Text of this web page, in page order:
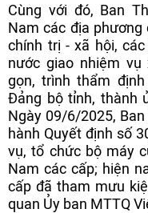
Cùng với đó, Ban
Nam các địa
chính trị - xã hội,
nước giao nhiệm
gọn, trình thẩm
Đảng bộ tỉnh, thành
Ngày 09/6/2025,
hành Quyết định số
vụ, tổ chức bộ máy
Nam các cấp; hiện
cấp đã tham mưu
quan Ủy ban MTTQ